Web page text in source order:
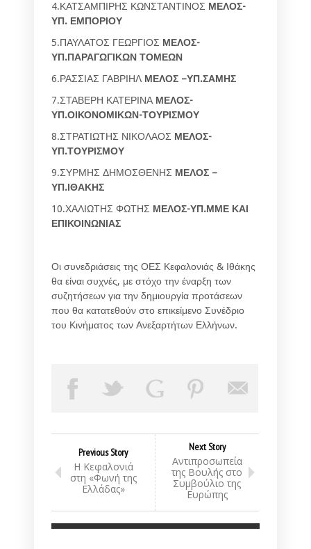
4.ΚΑΤΣΑΜΠΙΡΗΣ ΚΩΝΣΤΑΝΤΙΝΟΣ ΜΕΛΟΣ-
ΥΠ. ΕΜΠΟΡΙΟΥ
5.ΠΑΥΛΑΤΟΣ ΓΕΩΡΓΙΟΣ ΜΕΛΟΣ-
ΥΠ.ΠΑΡΑΓΩΓΙΚΩΝ ΤΟΜΕΩΝ
6.ΡΑΣΣΙΑΣ ΓΑΒΡΙΗΛ ΜΕΛΟΣ –ΥΠ.ΣΑΜΗΣ
7.ΣΤΑΒΕΡΗ ΚΑΤΕΡΙΝΑ ΜΕΛΟΣ-
ΥΠ.ΟΙΚΟΝΟΜΙΚΩΝ-ΤΟΥΡΙΣΜΟΥ
8.ΣΤΡΑΤΙΩΤΗΣ ΝΙΚΟΛΑΟΣ ΜΕΛΟΣ-
ΥΠ.ΤΟΥΡΙΣΜΟΥ
9.ΣΥΡΜΗΣ ΔΗΜΟΣΘΕΝΗΣ ΜΕΛΟΣ –
ΥΠ.ΙΘΑΚΗΣ
10.ΧΑΛΙΩΤΗΣ ΦΩΤΗΣ ΜΕΛΟΣ-ΥΠ.ΜΜΕ ΚΑΙ
ΕΠΙΚΟΙΝΩΝΙΑΣ
Οι συνεδριάσεις της ΟΕΣ Κεφαλονιάς & Ιθάκης
θα είναι συχνές, με στόχο την έναρξη των
συζητήσεων για την δημιουργία προτάσεων
που θα κατατεθούν στο επικείμενο Συνέδριο
του Κινήματος των Ανεξαρτήτων Ελλήνων.
Previous Story
Η Κεφαλονιά
στη «Φωνή της
Ελλάδας»
Next Story
Αντιπροσωπεία
της Βουλής στο
Συμβούλιο της
Ευρώπης